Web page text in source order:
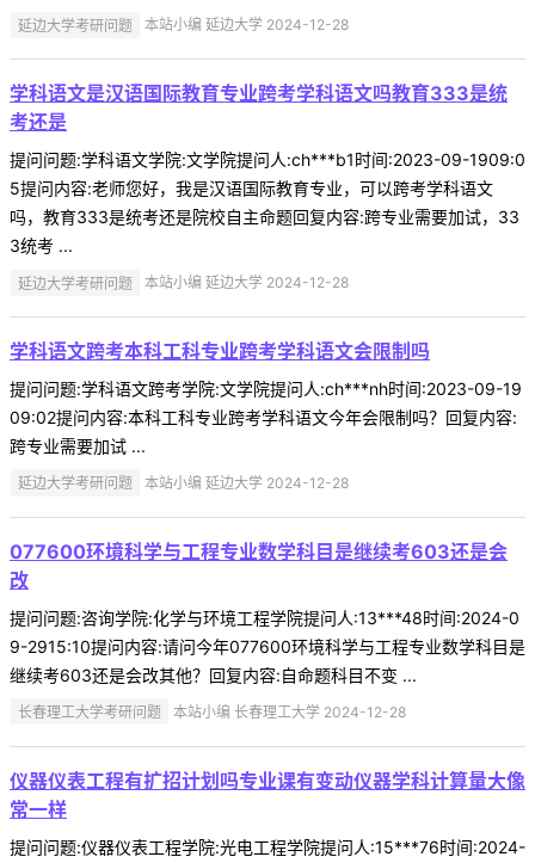
延边大学考研问题 本站小编 延边大学 2024-12-28
学科语文是汉语国际教育专业跨考学科语文吗教育333是统
考还是
提问问题:学科语文学院:文学院提问人:ch***b1时间:2023-09-1909:0
5提问内容:老师您好，我是汉语国际教育专业，可以跨考学科语文
吗，教育333是统考还是院校自主命题回复内容:跨专业需要加试，33
3统考 ...
延边大学考研问题 本站小编 延边大学 2024-12-28
学科语文跨考本科工科专业跨考学科语文会限制吗
提问问题:学科语文跨考学院:文学院提问人:ch***nh时间:2023-09-19
09:02提问内容:本科工科专业跨考学科语文今年会限制吗？回复内容:
跨专业需要加试 ...
延边大学考研问题 本站小编 延边大学 2024-12-28
077600环境科学与工程专业数学科目是继续考603还是会
改
提问问题:咨询学院:化学与环境工程学院提问人:13***48时间:2024-0
9-2915:10提问内容:请问今年077600环境科学与工程专业数学科目是
继续考603还是会改其他？回复内容:自命题科目不变 ...
长春理工大学考研问题 本站小编 长春理工大学 2024-12-28
仪器仪表工程有扩招计划吗专业课有变动仪器学科计算量大像
常一样
提问问题:仪器仪表工程学院:光电工程学院提问人:15***76时间:2024-